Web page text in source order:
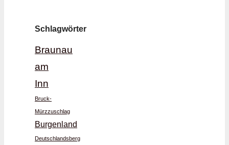
Schlagwörter
Braunau
am
Inn
Bruck-
Mürzzuschlag
Burgenland
Deutschlandsberg